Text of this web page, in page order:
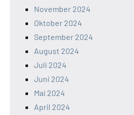
November 2024
Oktober 2024
September 2024
August 2024
Juli 2024
Juni 2024
Mai 2024
April 2024